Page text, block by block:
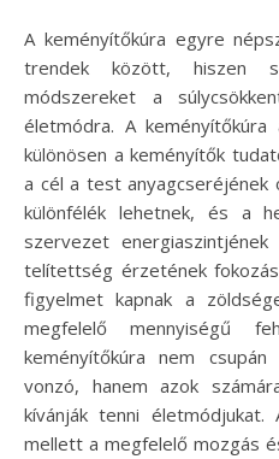
A keményítőkúra egyre népszerűbbé válik a táplálkozási
trendek között, hiszen
módszereket a
életmódra. A
különösen a keményítők
a cél a test anyagcseréjének
különfélék lehetnek, és a
szervezet
telítettség érzetének
figyelmet kapnak a
megfelelő mennyiségű
keményítőkúra nem
vonzó, hanem azok
kívánják tenni életmódjukat.
mellett a megfelelő mozgás